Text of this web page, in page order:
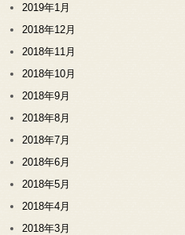
2019年1月
2018年12月
2018年11月
2018年10月
2018年9月
2018年8月
2018年7月
2018年6月
2018年5月
2018年4月
2018年3月